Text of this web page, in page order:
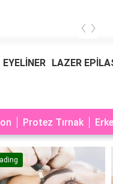
‹ ›
EYELİNER LAZER
Protez Tırnak